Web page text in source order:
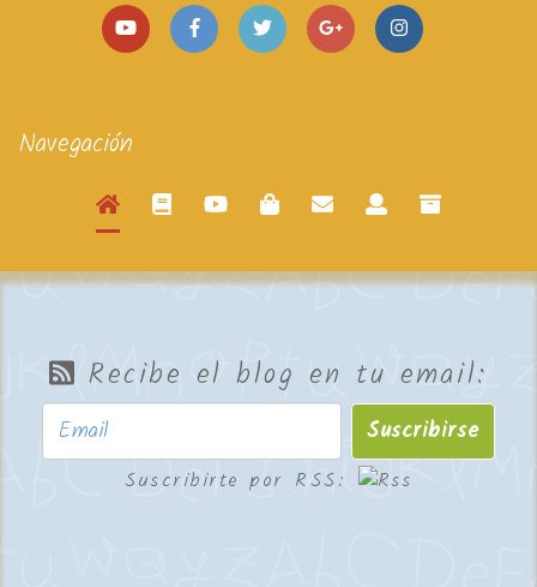
Navegación
Recibe el blog en tu email:
Suscribirse
Suscribirte por RSS: